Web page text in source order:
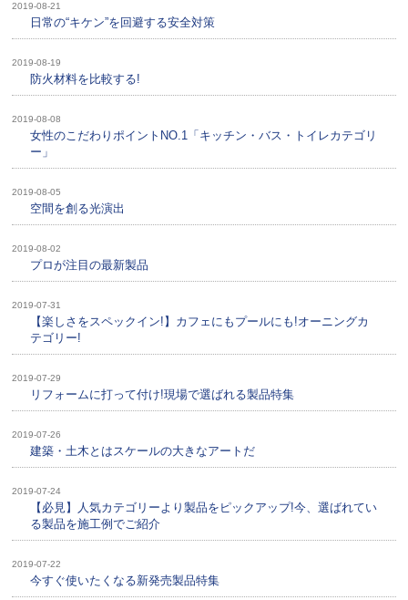
2019-08-21
日常の“キケン”を回避する安全対策
2019-08-19
防火材料を比較する!
2019-08-08
女性のこだわりポイントNO.1「キッチン・バス・トイレカテゴリ
ー」
2019-08-05
空間を創る光演出
2019-08-02
プロが注目の最新製品
2019-07-31
【楽しさをスペックイン!】カフェにもプールにも!オーニングカ
テゴリー!
2019-07-29
リフォームに打って付け!現場で選ばれる製品特集
2019-07-26
建築・土木とはスケールの大きなアートだ
2019-07-24
【必見】人気カテゴリーより製品をピックアップ!今、選ばれてい
る製品を施工例でご紹介
2019-07-22
今すぐ使いたくなる新発売製品特集